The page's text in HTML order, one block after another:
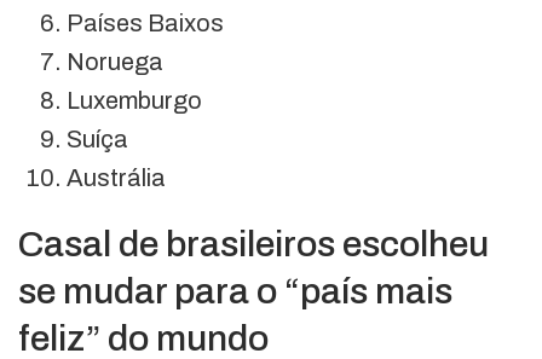
Países Baixos
Noruega
Luxemburgo
Suíça
Austrália
Casal de brasileiros escolheu
se mudar para o “país mais
feliz” do mundo